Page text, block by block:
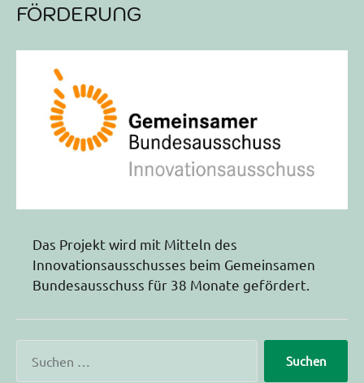
FÖRDERUNG
Das Projekt wird mit Mitteln des
Innovationsausschusses beim Gemeinsamen
Bundesausschuss für 38 Monate gefördert.